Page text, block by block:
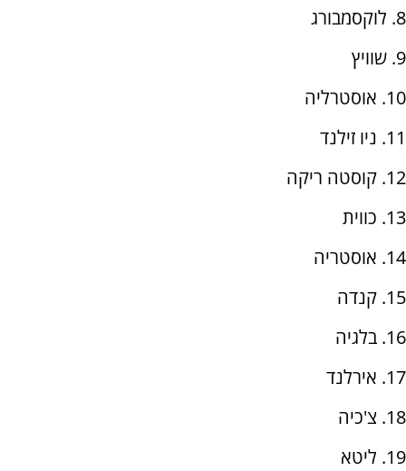
8. לוקסמבורג
9. שוויץ
10. אוסטרליה
11. ניו זילנד
12. קוסטה ריקה
13. כווית
14. אוסטריה
15. קנדה
16. בלגיה
17. אירלנד
18. צ'כיה
19. ליטא